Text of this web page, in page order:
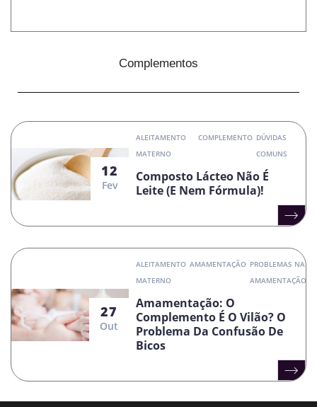
Complementos
12
Fev
ALEITAMENTO
MATERNO
COMPLEMENTO DÚVIDAS
COMUNS
Composto Lácteo Não É
Leite (e Nem Fórmula)!
27
Out
ALEITAMENTO
MATERNO
AMAMENTAÇÃO PROBLEMAS NA
AMAMENTAÇÃO
Amamentação: O
Complemento É O Vilão? O
Problema Da Confusão De
Bicos